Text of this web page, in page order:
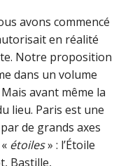
avons commencé
en réalité
Notre proposition
dans un volume
avant même la
lieu. Paris est une
de grands axes
étoiles» : l’Étoile
Bastille,